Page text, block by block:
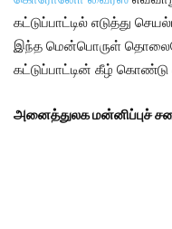
கட்டுப்பாட்டில் எடுத்து
இந்த மென்பொருள்
கட்டுப்பாட்டின் கீழ் கொண்டு
அனைத்துலக மன்னிப்புச்